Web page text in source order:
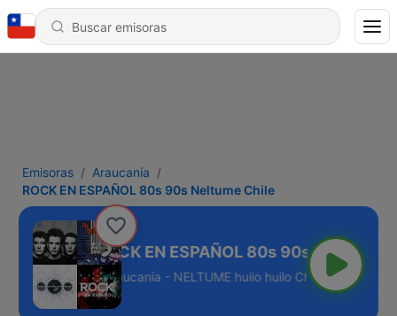
Emisoras
Araucanía
ROCK EN ESPAÑOL 80s 90s Neltume Chile
ROCK EN ESPAÑOL 80s 90s Neltume
Araucanía - NELTUME huilo huilo Chile